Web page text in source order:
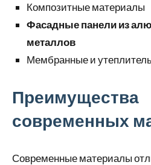
Композитные материалы
Фасадные панели из
металлов
Мембранные и
Преимущества
современных
Современные материалы